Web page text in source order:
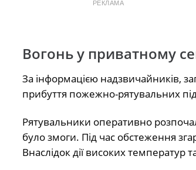
РЕКЛАМА
Вогонь у приватному
За інформацією надзвичайників,
прибуття пожежно-рятувальних
Рятувальники оперативно
було змоги. Під час обстеження
Внаслідок дії високих температур